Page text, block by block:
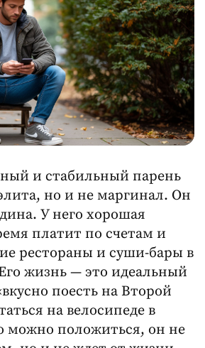
и стабильный парень
но и не маргинал. Он
У него хорошая
платит по счетам и
рестораны и суши-бары в
жизнь — это идеальный
поесть на Второй
на велосипеде в
можно положиться, он не